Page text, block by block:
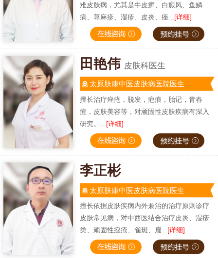
难皮肤病，尤其是牛皮癣、白癜风、鱼鳞
病、荨麻疹、湿疹、皮炎、痤... [详细]
田艳伟 皮肤科医生
太原肤康中医皮肤病医院医生
擅长治疗痤疮，脱发，疤痕，胎记，青春
痘，皮肤美容等，对顽固性皮肤疾病有深入
研究。... [详细]
李正彬
太原肤康中医皮肤病医院医生
擅长依据皮肤疾病内外兼治的治疗原则诊疗
皮肤常见病，对中西医结合治疗皮炎、湿疹
类、顽固性痤疮、雀斑、扁...[详细]